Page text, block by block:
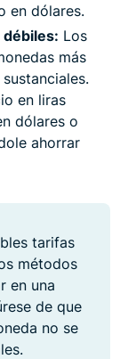
en dólares.
débiles: Los
más
en liras
dólares o
ahorrar
tarifas
métodos
en una
de que
no se